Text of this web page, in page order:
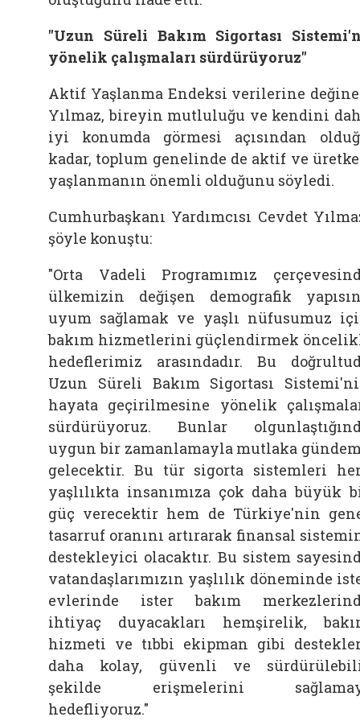
"Uzun Süreli Bakım Sigortası
yönelik çalışmaları sürdürüyoruz"
Aktif Yaşlanma Endeksi verilerine
Yılmaz, bireyin mutluluğu ve kendini
iyi konumda görmesi açısından
kadar, toplum genelinde de aktif ve
yaşlanmanın önemli olduğunu söyledi.
Cumhurbaşkanı Yardımcısı Cevdet
şöyle konuştu:
"Orta Vadeli Programımız
ülkemizin değişen demografik
uyum sağlamak ve yaşlı nüfusumuz
bakım hizmetlerini güçlendirmek
hedeflerimiz arasındadır. Bu
Uzun Süreli Bakım Sigortası
hayata geçirilmesine yönelik
sürdürüyoruz. Bunlar
uygun bir zamanlamayla mutlaka
gelecektir. Bu tür sigorta sistemleri
yaşlılıkta insanımıza çok daha büyük
güç verecektir hem de Türkiye'nin
tasarruf oranını artırarak finansal
destekleyici olacaktır. Bu sistem
vatandaşlarımızın yaşlılık döneminde
evlerinde ister bakım
ihtiyaç duyacakları hemşirelik,
hizmeti ve tıbbi ekipman gibi
daha kolay, güvenli ve
şekilde erişmelerini
hedefliyoruz."